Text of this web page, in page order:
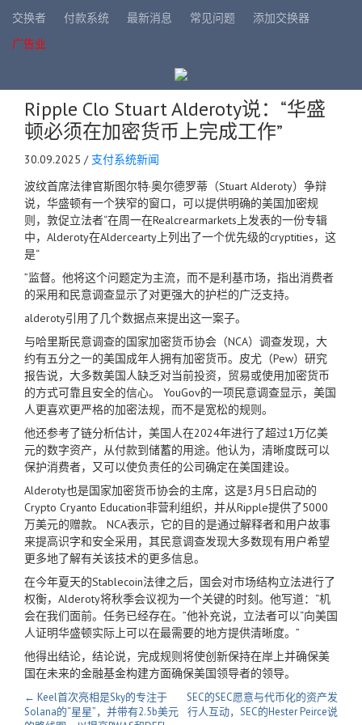
交换者 付款系统 最新消息 常见问题
添加交换器
广告业
Ripple Clo Stuart Alderoty说：“华盛
顿必须在加密货币上完成工作”
30.09.2025 / 支付系统新闻
波纹首席法律官斯图尔特·奥尔德罗蒂（Stuart Alderoty）争辩
说，华盛顿有一个狭窄的窗口，可以提供明确的美国加密规
则，敦促立法者“在周一在Realcrearmarkets上发表的一份专辑
中，Alderoty在Aldercearty上列出了一个优先级的cryptities，这
是“
”监督。他将这个问题定为主流，而不是利基市场，指出消费者
的采用和民意调查显示了对更强大的护栏的广泛支持。
alderoty引用了几个数据点来提出这一案子。
与哈里斯民意调查的国家加密货币协会（NCA）调查发现，大
约有五分之一的美国成年人拥有加密货币。皮尤（Pew）研究
报告说，大多数美国人缺乏对当前投资，贸易或使用加密货币
的方式可靠且安全的信心。 YouGov的一项民意调查显示，美国
人更喜欢更严格的加密法规，而不是宽松的规则。
他还参考了链分析估计，美国人在2024年进行了超过1万亿美
元的数字资产，从付款到储蓄的用途。他认为，清晰度既可以
保护消费者，又可以使负责任的公司确定在美国建设。
Alderoty也是国家加密货币协会的主席，这是3月5日启动的
Crypto Cryanto Education非营利组织，并从Ripple提供了5000
万美元的赠款。 NCA表示，它的目的是通过解释者和用户故事
来提高识字和安全采用，其民意调查发现大多数现有用户希望
更多地了解有关该技术的更多信息。
在今年夏天的Stablecoin法律之后，国会对市场结构立法进行了
权衡，Alderoty将秋季会议视为一个关键的时刻。他写道：“机
会在我们面前。任务已经存在。”他补充说，立法者可以“向美国
人证明华盛顿实际上可以在最需要的地方提供清晰度。”
他得出结论，结论说，完成规则将使创新保持在岸上并确保美
国在未来的金融基金构建方面确保美国领导者的领导。
← Keel首次亮相是Sky的专注于
Solana的“星星”，并带有2.5b美元
SEC的SEC愿意与代币化的资产发
行人互动，SEC的Hester Peirce说